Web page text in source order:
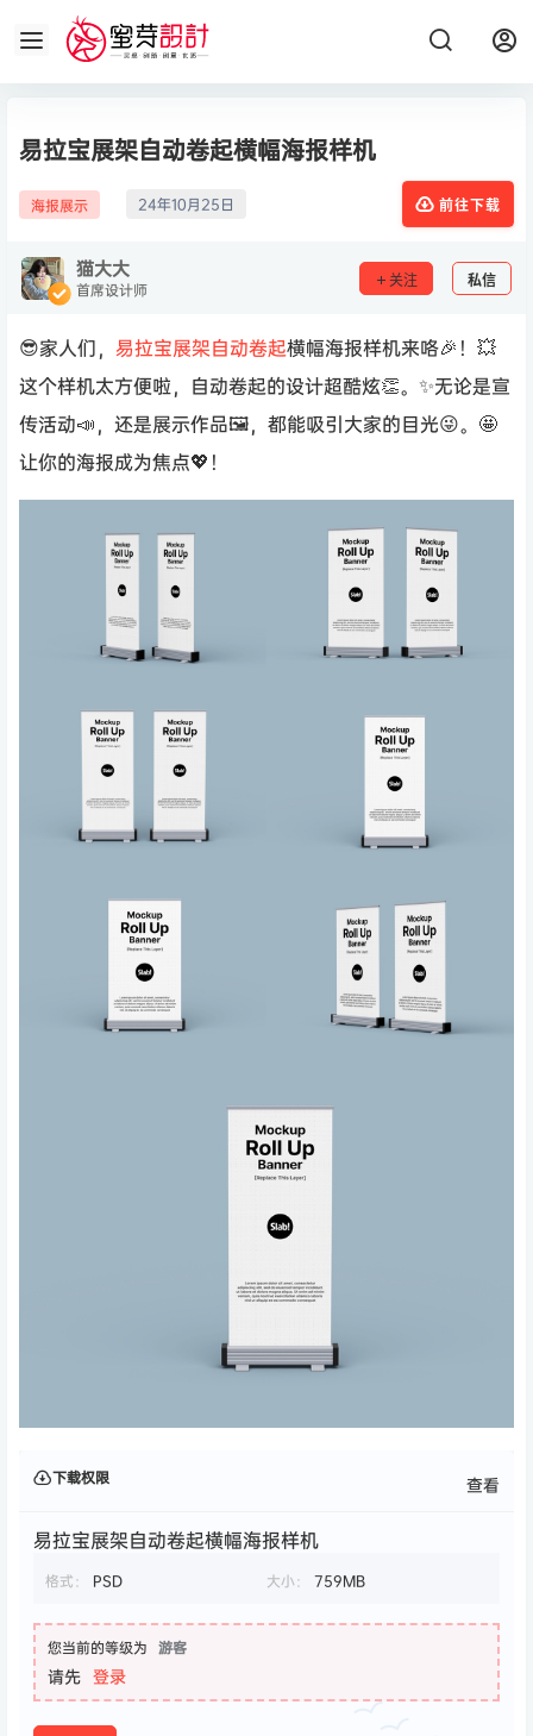
易拉宝展架自动卷起横幅海报样机
海报展示 24年10月25日 前往下载
猫大大
首席设计师 关注 私信
😎家人们， 易拉宝展架自动卷起横幅海报样机来咯🎉！💥
这个样机太方便啦，自动卷起的设计超酷炫👏。✨无论是宣
传活动📣，还是展示作品🖼，都能吸引大家的目光😜。🤩
让你的海报成为焦点💖！
下载权限 查看
易拉宝展架自动卷起横幅海报样机
格式： PSD 大小： 759MB
您当前的等级为 游客
请先 登录